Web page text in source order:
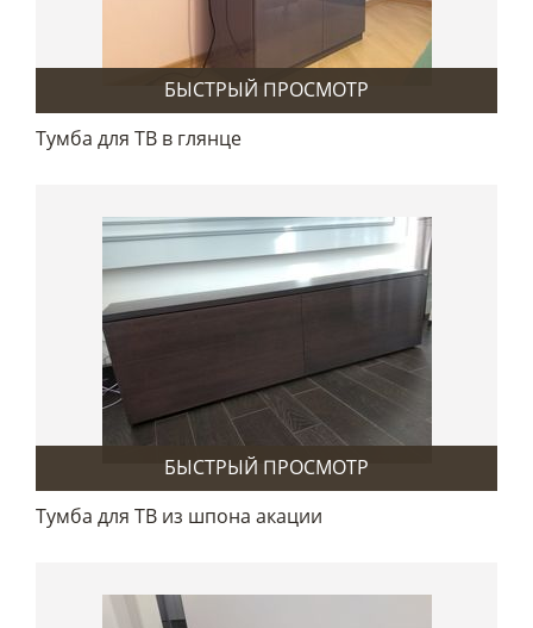
БЫСТРЫЙ ПРОСМОТР
Тумба для ТВ в глянце
БЫСТРЫЙ ПРОСМОТР
Тумба для ТВ из шпона акации